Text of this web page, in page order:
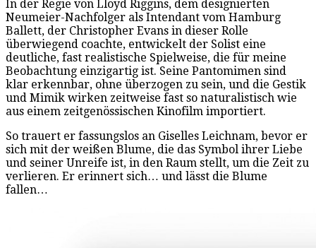
In der Regie von Lloyd Riggins, dem designierten
Neumeier-Nachfolger als Intendant vom Hamburg
Ballett, der Christopher Evans in dieser Rolle
überwiegend coachte, entwickelt der Solist eine
deutliche, fast realistische Spielweise, die für meine
Beobachtung einzigartig ist. Seine Pantomimen sind
klar erkennbar, ohne überzogen zu sein, und die Gestik
und Mimik wirken zeitweise fast so naturalistisch wie
aus einem zeitgenössischen Kinofilm importiert.
So trauert er fassungslos an Giselles Leichnam, bevor er
sich mit der weißen Blume, die das Symbol ihrer Liebe
und seiner Unreife ist, in den Raum stellt, um die Zeit zu
verlieren. Er erinnert sich… und lässt die Blume
fallen…